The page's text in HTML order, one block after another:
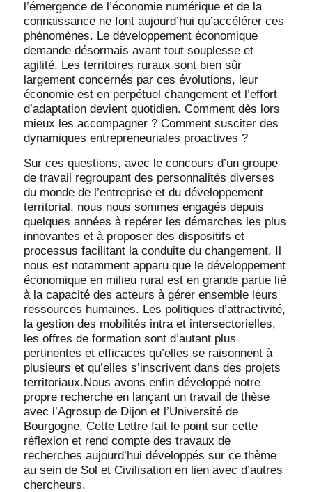
l’émergence de l’économie numérique et de la
connaissance ne font aujourd’hui qu’accélérer ces
phénomènes. Le développement économique
demande désormais avant tout souplesse et
agilité. Les territoires ruraux sont bien sûr
largement concernés par ces évolutions, leur
économie est en perpétuel changement et l’effort
d’adaptation devient quotidien. Comment dès lors
mieux les accompagner ? Comment susciter des
dynamiques entrepreneuriales proactives ?
Sur ces questions, avec le concours d’un groupe
de travail regroupant des personnalités diverses
du monde de l’entreprise et du développement
territorial, nous nous sommes engagés depuis
quelques années à repérer les démarches les plus
innovantes et à proposer des dispositifs et
processus facilitant la conduite du changement. Il
nous est notamment apparu que le développement
économique en milieu rural est en grande partie lié
à la capacité des acteurs à gérer ensemble leurs
ressources humaines. Les politiques d’attractivité,
la gestion des mobilités intra et intersectorielles,
les offres de formation sont d’autant plus
pertinentes et efficaces qu’elles se raisonnent à
plusieurs et qu’elles s’inscrivent dans des projets
territoriaux.Nous avons enfin développé notre
propre recherche en lançant un travail de thèse
avec l’Agrosup de Dijon et l’Université de
Bourgogne. Cette Lettre fait le point sur cette
réflexion et rend compte des travaux de
recherches aujourd’hui développés sur ce thème
au sein de Sol et Civilisation en lien avec d’autres
chercheurs.